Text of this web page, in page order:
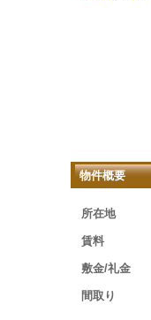
物件概要
所在地
賃料
敷金/礼金
間取り